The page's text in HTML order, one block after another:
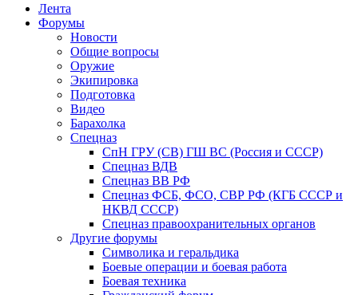
Лента
Форумы
Новости
Общие вопросы
Оружие
Экипировка
Подготовка
Видео
Барахолка
Спецназ
СпН ГРУ (СВ) ГШ ВС (Россия и СССР)
Спецназ ВДВ
Спецназ ВВ РФ
Спецназ ФСБ, ФСО, СВР РФ (КГБ СССР и
НКВД СССР)
Спецназ правоохранительных органов
Другие форумы
Символика и геральдика
Боевые операции и боевая работа
Боевая техника